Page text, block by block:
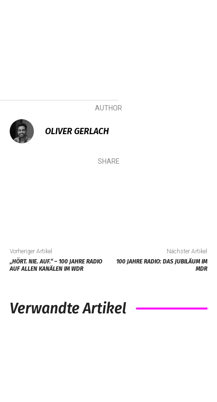
AUTHOR
OLIVER GERLACH
SHARE
Vorheriger Artikel
„HÖRT. NIE. AUF.“ – 100 JAHRE RADIO
AUF ALLEN KANÄLEN IM WDR
Nächster Artikel
100 JAHRE RADIO: DAS JUBILÄUM IM
MDR
Verwandte Artikel